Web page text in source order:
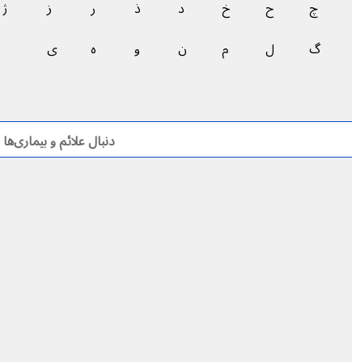
چ ح خ د ذ ر ز ژ
گ ل م ن و ه ی